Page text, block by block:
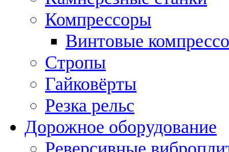
Компрессоры
Винтовые
Стропы
Гайковёрты
Резка рельс
Дорожное оборудование